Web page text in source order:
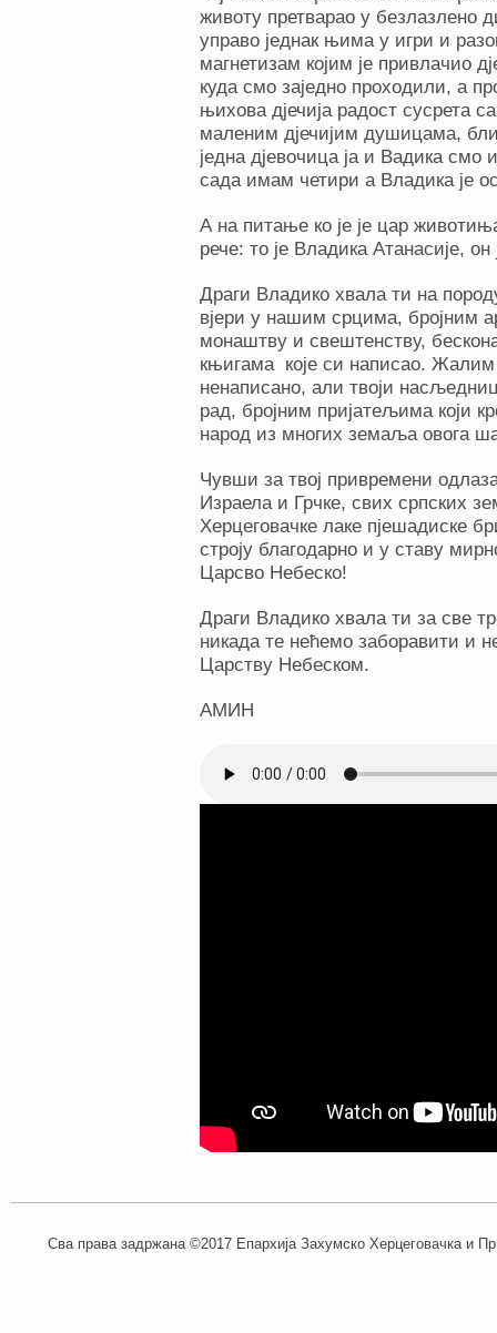
животу претварао у безлазлено
управо једнак њима у игри и
магнетизам којим је привлачио
куда смо заједно проходили, а
њихова дјечија радост сусрета
маленим дјечијим душицама,
једна дјевочица ја и Вадика
сада имам четири а Владика је
А на питање ко је је цар
рече: то је Владика Атанасије,
Драги Владико хвала ти на
вјери у нашим срцима, бројним
монаштву и свештенству,
књигама које си написао.
ненаписано, али твоји
рад, бројним пријатељима који
народ из многих земаља овога
Чувши за твој привремени
Израела и Грчке, свих српских
Херцеговачке лаке пјешадиске
строју благодарно и у ставу
Царсво Небеско!
Драги Владико хвала ти за све
никада те нећемо заборавити и
Царству Небеском.
АМИН
Сва права задржана ©2017 Епархија Захумско Херцеговачка и